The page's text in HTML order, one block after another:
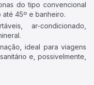
do tipo convencional
até 45º e banheiro.
ar-condicionado,
ideal para viagens
e, possivelmente,